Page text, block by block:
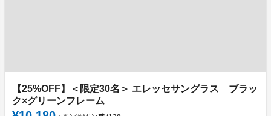
【25%OFF】＜限定30名＞ エレッセサングラス ブラッ
ク×グリーンフレーム